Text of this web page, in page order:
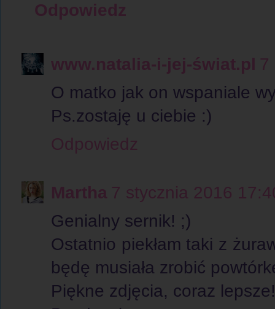
Odpowiedz
www.natalia-i-jej-świat.pl 7
O matko jak on wspaniale
Ps.zostaję u ciebie :)
Odpowiedz
Martha 7 stycznia 2016
Genialny sernik! ;)
Ostatnio piekłam taki z
będę musiała zrobić
Piękne zdjęcia, coraz lepsze!